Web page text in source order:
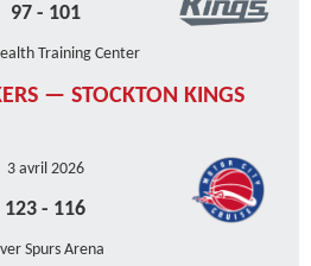
97- 101
Training Center
— STOCKTON KINGS
3 avril 2026
123 - 116
Spurs Arena